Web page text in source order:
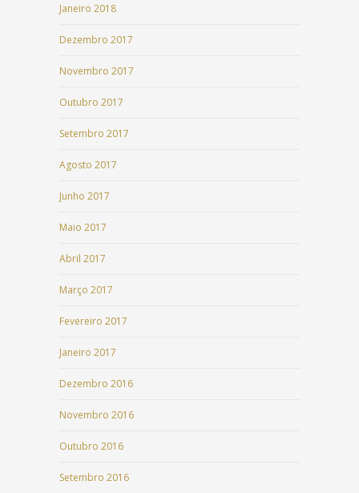
Janeiro 2018
Dezembro 2017
Novembro 2017
Outubro 2017
Setembro 2017
Agosto 2017
Junho 2017
Maio 2017
Abril 2017
Março 2017
Fevereiro 2017
Janeiro 2017
Dezembro 2016
Novembro 2016
Outubro 2016
Setembro 2016